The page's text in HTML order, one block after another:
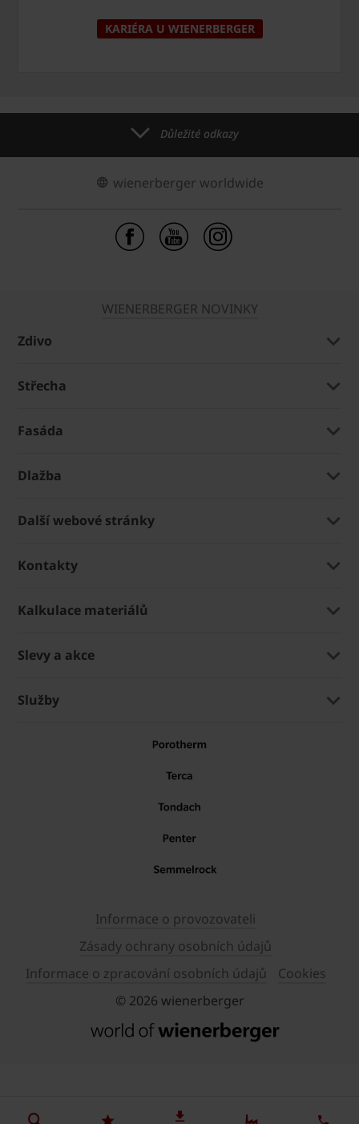
KARIÉRA U WIENERBERGER
Důležité odkazy
wienerberger worldwide
WIENERBERGER NOVINKY
Zdivo
Střecha
Fasáda
Dlažba
Další webové stránky
Kontakty
Kalkulace materiálů
Slevy a akce
Služby
Informace o provozovateli
Zásady ochrany osobních údajů
Informace o zpracování osobních údajů
Cookies
© 2026 wienerberger